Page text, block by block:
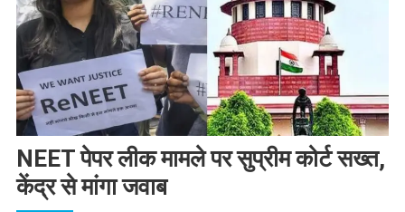
NEET पेपर लीक मामले पर सुप्रीम कोर्ट सख्त,
केंद्र से मांगा जवाब